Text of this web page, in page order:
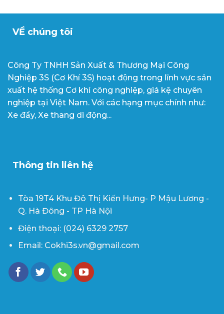
VỀ chúng tôi
Công Ty TNHH Sản Xuất & Thương Mại Công
Nghiệp 3S (Cơ Khí 3S) hoạt động trong lĩnh vực sản
xuất hệ thống Cơ khí công nghiệp, giá kệ chuyên
nghiệp tại Việt Nam. Với các hạng mục chính như:
Xe đẩy, Xe thang di động...
Thông tin liên hệ
Tòa 19T4 Khu Đô Thị Kiến Hưng- P Mậu Lương -
Q. Hà Đông - TP Hà Nội
Điện thoại: (024) 6329 2757
Email: Cokhi3s.vn@gmail.com